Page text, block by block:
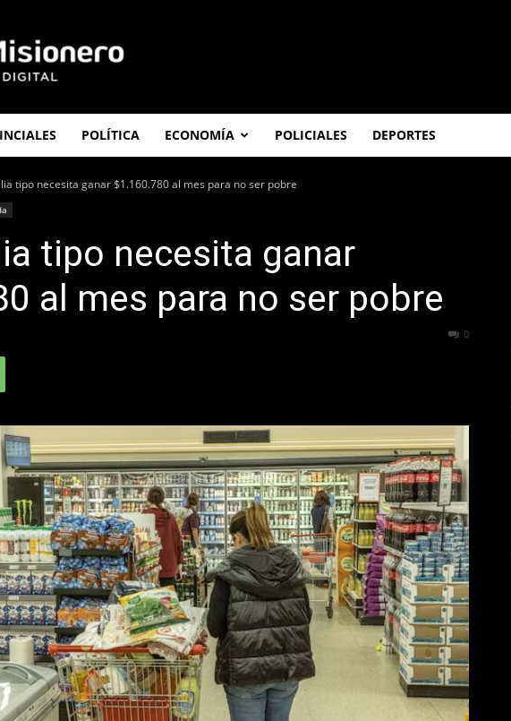
POLÍTICA ECONOMÍA POLICIALES DEPORTES
tipo necesita ganar $1.160.780 al mes para no ser pobre
tipo necesita ganar
al mes para no ser pobre
0